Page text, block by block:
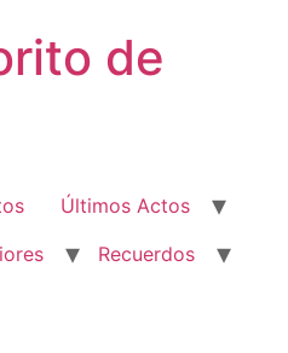
de
Últimos Actos
Recuerdos